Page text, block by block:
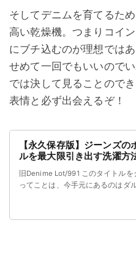
そしてデニムを育てるた
高い乾燥機。つまりコイ
にブチ込むのが理想では
せめて一回でもいいので
では決して見ることので
表情と必ず出会えるぞ！
【永久保存版】ジーンズの
ルを最大限引き出す洗濯方
旧Denime Lot/991 このタイトルを
ってことは、今手元にあるのはダ